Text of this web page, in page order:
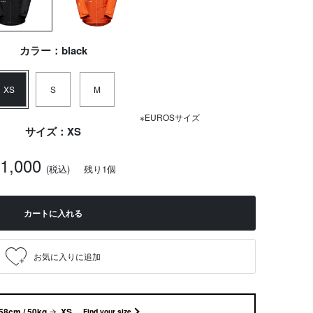
カラー：black
XS S M
※EUROSサイズ
サイズ：XS
(税込) 残り1個
カートに入れる